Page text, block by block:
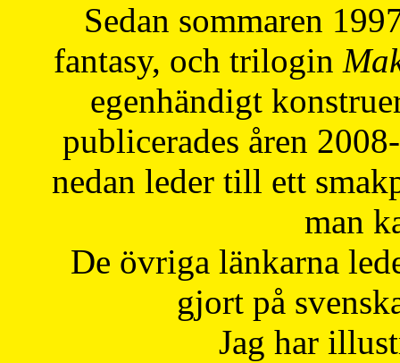
Sedan sommaren
fantasy, och trilogin
egenhändigt
publicerades åren
nedan leder till ett
man
De övriga länkarna
gjort på
Jag har